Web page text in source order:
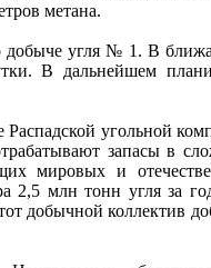
метана.
добыче угля № 1. В
В дальнейшем
угольной
запасы в
мировых и
2,5 млн тонн угля за
добычной коллектив